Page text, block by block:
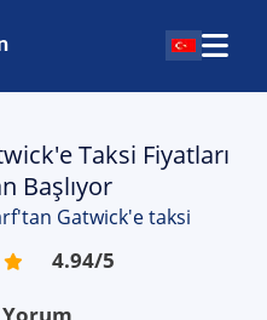
Taksi Fiyatları
Başlıyor
Gatwick'e taksi
4.94/5